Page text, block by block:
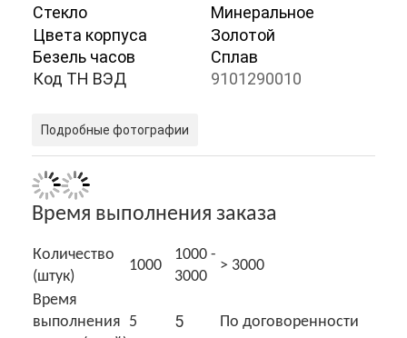
Домой
О нас
Экскурсия по заводу
Стекло
Минеральное
Цвета корпуса
Золотой
Безель часов
Сплав
Код ТН ВЭД
9101290010
Подробные фотографии
Время выполнения заказа
Количество
(штук)
1000
1000 -
3000
> 3000
Время
выполнения 5 5 По договоренности